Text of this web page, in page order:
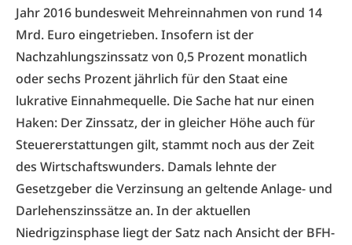
Jahr 2016 bundesweit Mehreinnahmen von rund 14
Mrd. Euro eingetrieben. Insofern ist der
Nachzahlungszinssatz von 0,5 Prozent monatlich
oder sechs Prozent jährlich für den Staat eine
lukrative Einnahmequelle. Die Sache hat nur einen
Haken: Der Zinssatz, der in gleicher Höhe auch für
Steuererstattungen gilt, stammt noch aus der Zeit
des Wirtschaftswunders. Damals lehnte der
Gesetzgeber die Verzinsung an geltende Anlage- und
Darlehenszinssätze an. In der aktuellen
Niedrigzinsphase liegt der Satz nach Ansicht der BFH-